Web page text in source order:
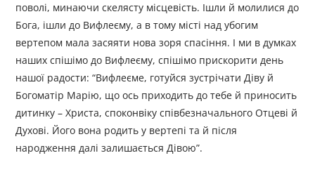
поволі, минаючи скелясту місцевість. Ішли й молилися до
Бога, ішли до Вифлеєму, а в тому місті над убогим
вертепом мала засяяти нова зоря спасіння. І ми в думках
наших спішімо до Вифлеєму, спішімо прискорити день
нашої радости: “Вифлеєме, готуйся зустрічати Діву й
Богоматір Марію, що ось приходить до тебе й приносить
дитинку – Христа, споконвіку співбезначального Отцеві й
Духові. Його вона родить у вертепі та й після
народження далі залишається Дівою”.